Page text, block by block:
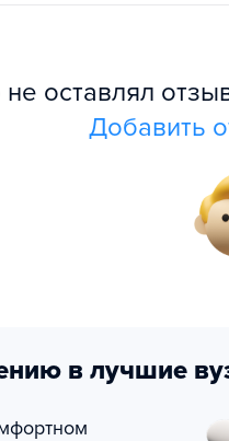
не оставлял
Добавить
в лучшие